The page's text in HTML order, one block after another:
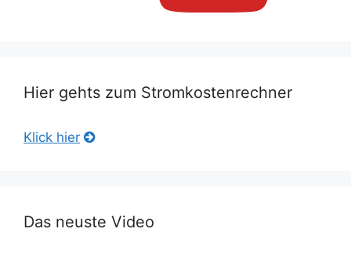
Hier gehts zum Stromkostenrechner
Klick hier
Das neuste Video